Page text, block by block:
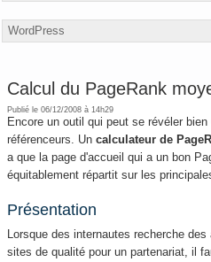
WordPress
Calcul du PageRank
Publié le 06/12/2008 à 14h29
Encore un outil qui peut se révéler
référenceurs. Uncalculateur de
a que la page d'accueil qui a un bon
équitablement répartit sur les
Présentation
Lorsque des internautes recherche
sites de qualité pour un partenariat, il